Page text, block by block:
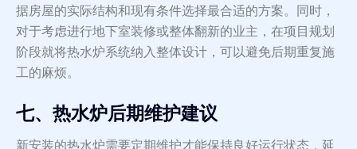
据房屋的实际结构和现有条件选择最合适的方案。同时，
对于考虑进行地下室装修或整体翻新的业主，在项目规划
阶段就将热水炉系统纳入整体设计，可以避免后期重复施
工的麻烦。
七、热水炉后期维护建议
新安装的热水炉需要定期维护才能保持良好运行状态，延